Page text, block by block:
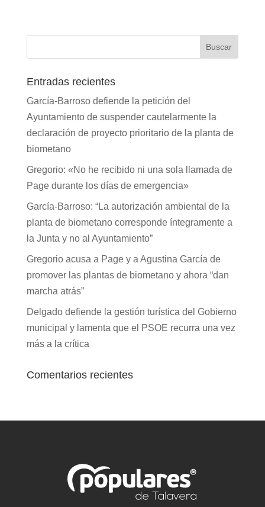
Entradas recientes
García-Barroso defiende la petición del
Ayuntamiento de suspender cautelarmente la
declaración de proyecto prioritario de la planta de
biometano
Gregorio: «No he recibido ni una sola llamada de
Page durante los días de emergencia»
García-Barroso: “La autorización ambiental de la
planta de biometano corresponde íntegramente a
la Junta y no al Ayuntamiento”
Gregorio acusa a Page y a Agustina García de
promover las plantas de biometano y ahora “dan
marcha atrás”
Delgado defiende la gestión turística del Gobierno
municipal y lamenta que el PSOE recurra una vez
más a la crítica
Comentarios recientes